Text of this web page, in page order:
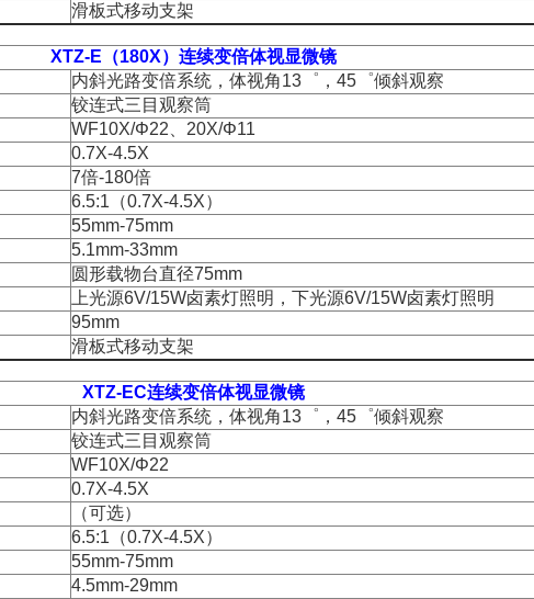
滑板式移动支架
XTZ-E（180X）连续变倍体视显微镜
内斜光路变倍系统，体视角13゜，45゜倾斜观察
铰连式三目观察筒
WF10X/Φ22、20X/Φ11
0.7X-4.5X
7倍-180倍
6.5:1（0.7X-4.5X）
55mm-75mm
5.1mm-33mm
圆形载物台直径75mm
上光源6V/15W卤素灯照明，下光源6V/15W卤素灯照明
95mm
滑板式移动支架
XTZ-EC连续变倍体视显微镜
内斜光路变倍系统，体视角13゜，45゜倾斜观察
铰连式三目观察筒
WF10X/Φ22
0.7X-4.5X
（可选）
6.5:1（0.7X-4.5X）
55mm-75mm
4.5mm-29mm